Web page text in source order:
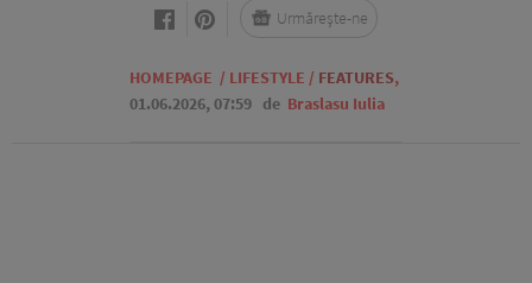
HOMEPAGE / LIFESTYLE / FEATURES,
01.06.2026, 07:59 de Braslasu Iulia
Urmărește-ne